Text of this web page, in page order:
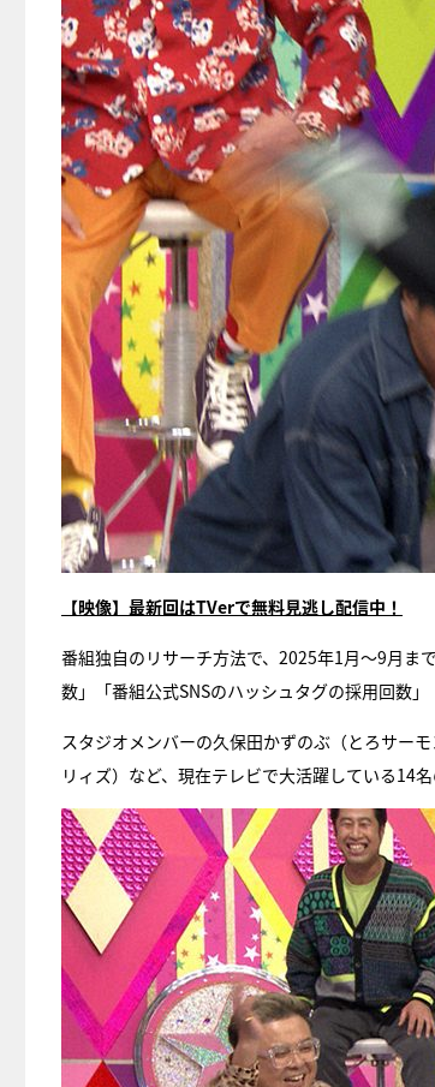
【映像】最新回はTVerで無料見逃し配信中！
番組独自のリサーチ方法で、2025年1月～9月ま
数」「番組公式SNSのハッシュタグの採用回数
スタジオメンバーの久保田かずのぶ（とろサー
リィズ）など、現在テレビで大活躍している14